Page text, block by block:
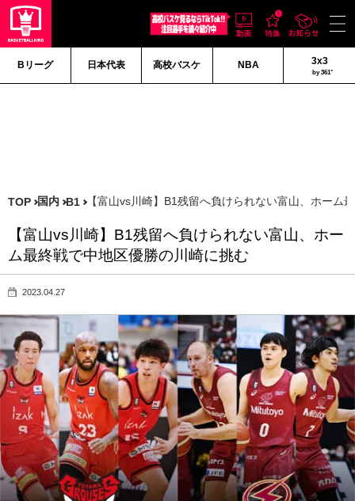
Bリーグ 日本代表 高校バスケ NBA 3x3
by 361°
TOP 国内 B1 【富山vs川崎】B1残留へ負けられない富山、ホーム
【富山vs川崎】B1残留へ負けられない富山、ホー
ム最終戦で中地区優勝の川崎に挑む
2023.04.27